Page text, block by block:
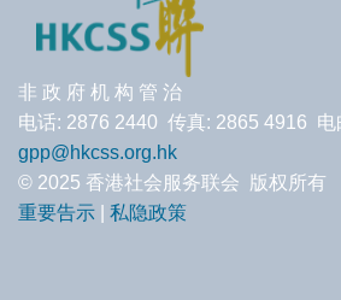
非 政 府 机 构 管 治
电话: 2876 2440 传真: 2865 4916 电
gpp@hkcss.org.hk
© 2025 香港社会服务联会 版权所有
重要告示
私隐政策